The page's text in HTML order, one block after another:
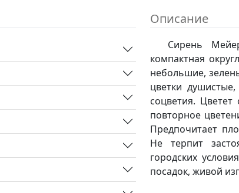
Описание
Сирень
компактная
небольшие,
цветки
соцветия.
повторное
Предпочитает
Не терпит
городских
посадок, живой